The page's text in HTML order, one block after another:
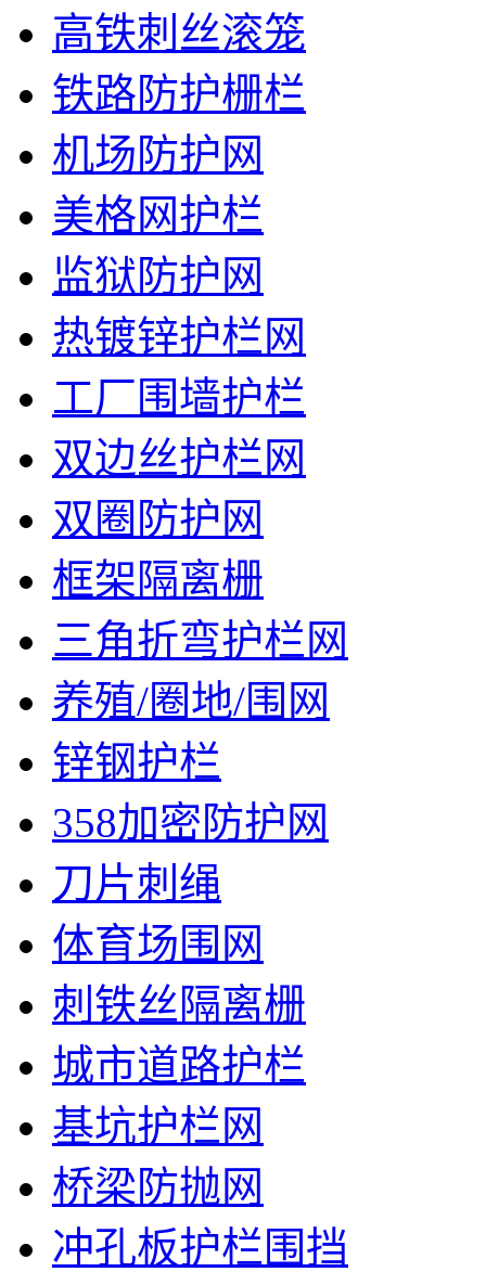
高铁刺丝滚笼
铁路防护栅栏
机场防护网
美格网护栏
监狱防护网
热镀锌护栏网
工厂围墙护栏
双边丝护栏网
双圈防护网
框架隔离栅
三角折弯护栏网
养殖/圈地/围网
锌钢护栏
358加密防护网
刀片刺绳
体育场围网
刺铁丝隔离栅
城市道路护栏
基坑护栏网
桥梁防抛网
冲孔板护栏围挡